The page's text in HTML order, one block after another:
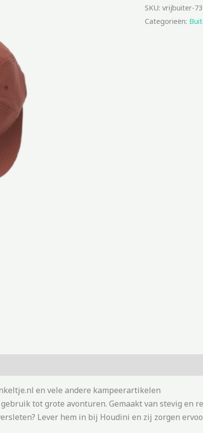
SKU: vrijbuiter-
Categorieën:
en vele andere kampeerartikelen
tot grote avonturen. Gemaakt van stevig
Lever hem in bij Houdini en zij zorgen